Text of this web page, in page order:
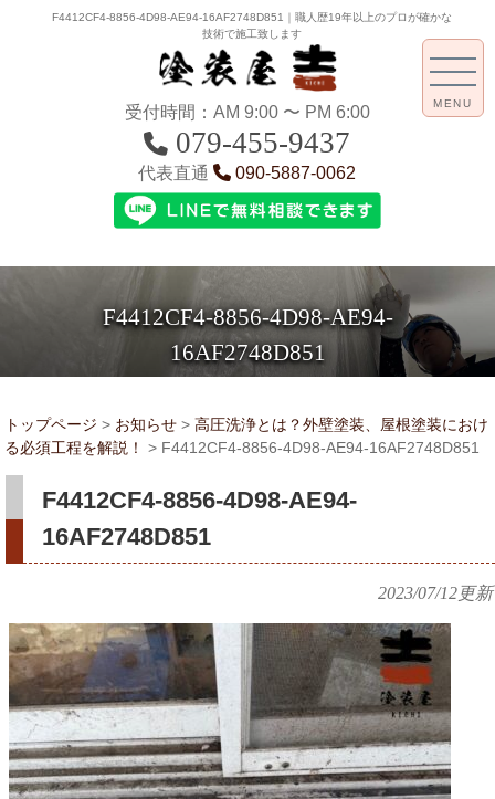
F4412CF4-8856-4D98-AE94-16AF2748D851｜職人歴19年以上のプロが確かな
技術で施工致します
受付時間：AM 9:00 〜 PM 6:00
079-455-9437
代表直通 090-5887-0062
F4412CF4-8856-4D98-AE94-
16AF2748D851
MENU
トップページ > お知らせ > 高圧洗浄とは？外壁塗装、屋根塗装におけ
る必須工程を解説！
> F4412CF4-8856-4D98-AE94-16AF2748D851
F4412CF4-8856-4D98-AE94-
16AF2748D851
2023/07/12更新